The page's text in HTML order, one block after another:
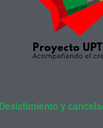
Desistimiento y